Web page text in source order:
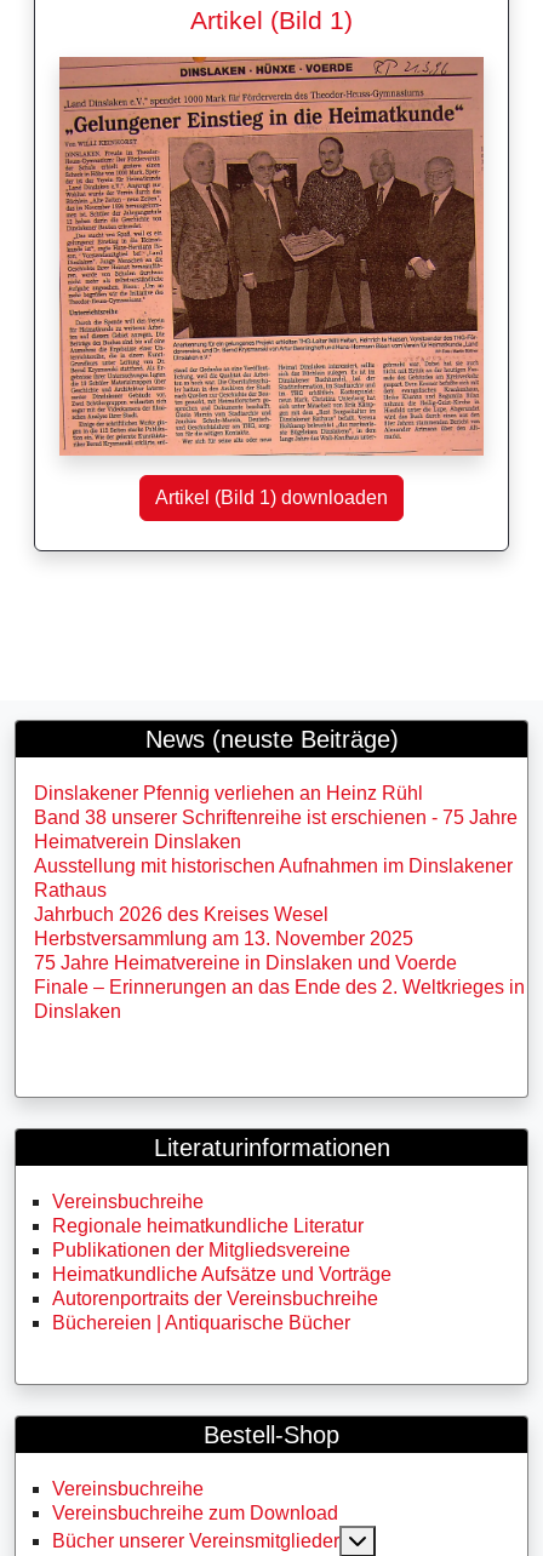
Artikel (Bild 1)
Artikel (Bild 1) downloaden
News (neuste Beiträge)
Dinslakener Pfennig verliehen an Heinz Rühl
Band 38 unserer Schriftenreihe ist erschienen - 75 Jahre
Heimatverein Dinslaken
Ausstellung mit historischen Aufnahmen im Dinslakener
Rathaus
Jahrbuch 2026 des Kreises Wesel
Herbstversammlung am 13. November 2025
75 Jahre Heimatvereine in Dinslaken und Voerde
Finale – Erinnerungen an das Ende des 2. Weltkrieges in
Dinslaken
Literaturinformationen
Vereinsbuchreihe
Regionale heimatkundliche Literatur
Publikationen der Mitgliedsvereine
Heimatkundliche Aufsätze und Vorträge
Autorenportraits der Vereinsbuchreihe
Büchereien | Antiquarische Bücher
Bestell-Shop
Vereinsbuchreihe
Vereinsbuchreihe zum Download
Bücher unserer Vereinsmitglieder